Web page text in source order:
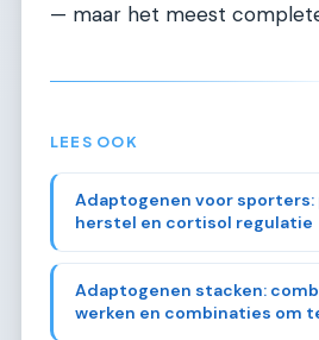
— maar het meest
LEES OOK
Adaptogenen voor
herstel en cortisol regulatie
Adaptogenen stacken:
werken en combinaties om